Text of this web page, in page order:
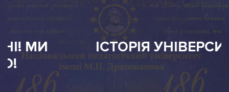
ІСТОРІЯ УНІВЕРСИТЕТУ